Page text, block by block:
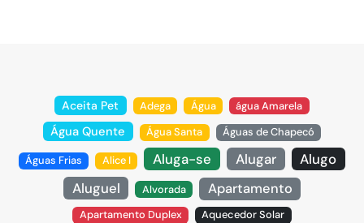
Aceita Pet Adega Água água Amarela
Água Quente Água Santa Águas de Chapecó
Águas Frias Alice I Aluga-se Alugar
Alugo
Aluguel
Alvorada Apartamento
Apartamento Duplex
Aquecedor Solar